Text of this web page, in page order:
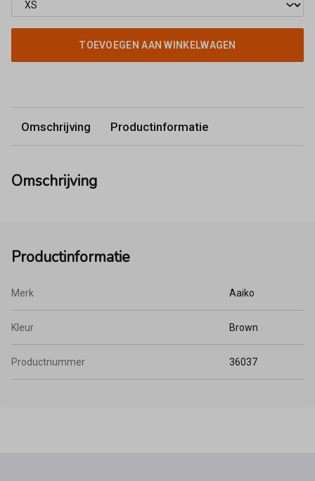
TOEVOEGEN AAN WINKELWAGEN
Omschrijving Productinformatie
Omschrijving
Productinformatie
Merk Aaiko
Kleur Brown
Productnummer 36037